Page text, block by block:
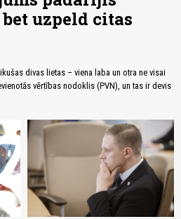
uzpeld citas
divas lietas – viena laba un otra ne visai
vērtības nodoklis (PVN), un tas ir devis